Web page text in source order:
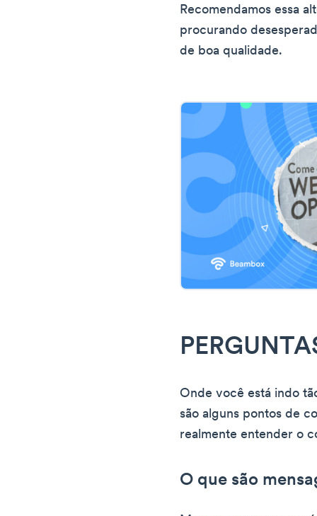
Recomendamos essa
procurando
de boa qualidade.
Onde você está indo
são alguns pontos de
realmente entender o
O que são